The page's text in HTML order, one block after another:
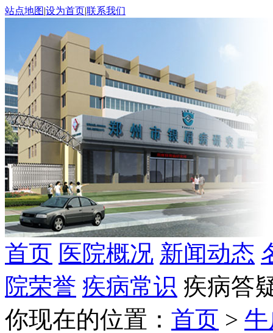
站点地图|设为首页|联系我们
首页 医院概况 新闻动态
院荣誉 疾病常识 疾病答
你现在的位置： 首页 >